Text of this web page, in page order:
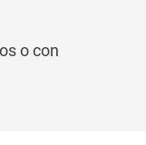
o con